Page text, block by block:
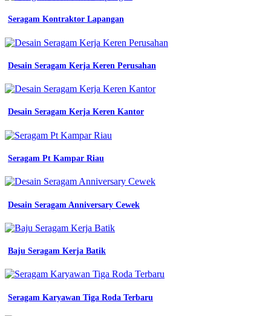
Seragam Kontraktor Lapangan
Desain Seragam Kerja Keren Perusahan
Desain Seragam Kerja Keren Kantor
Seragam Pt Kampar Riau
Desain Seragam Anniversary Cewek
Baju Seragam Kerja Batik
Seragam Karyawan Tiga Roda Terbaru